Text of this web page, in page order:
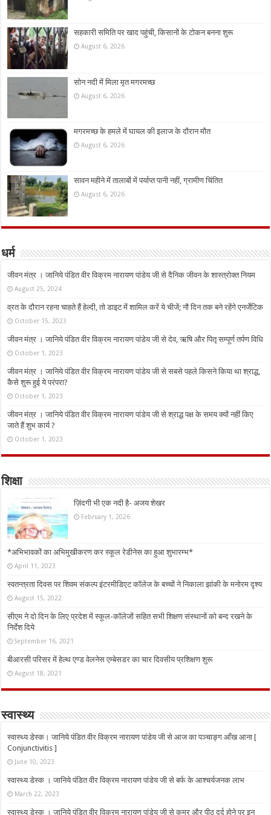
सहकारी समिति पर खाद पहुंची, किसानों के टोकन बनना शुरू
August 6, 2026
सोन नदी में मिला मृत मगरमच्छ
August 6, 2026
मगरमच्छ के हमले में घायल की इलाज के दौरान मौत
August 6, 2026
सावन महीने में तालाबों में पर्याप्त पानी नहीं, ग्रामीण चिंतित
August 6, 2026
धर्म
जीवन मंत्र । जानिये पंडित वीर विक्रम नारायण पांडेय जी से दैनिक जीवन के शास्त्रोक्त नियम
August 25, 2024
व्रत के दौरान रहना चाहते हैं हेल्दी, तो डाइट में शामिल करें ये चीजें; नौ दिन तक बने रहेंगे एनर्जेटिक
October 15, 2023
जीवन मंत्र । जानिये पंडित वीर विक्रम नारायण पांडेय जी से देव, ऋषि और पितृ सम्पूर्ण तर्पण विधि
October 1, 2023
जीवन मंत्र । जानिये पंडित वीर विक्रम नारायण पांडेय जी से सबसे पहले किसने किया था श्राद्ध,
कैसे शुरू हुई ये परंपरा?
October 1, 2023
जीवन मंत्र । जानिये पंडित वीर विक्रम नारायण पांडेय जी से श्राद्ध पक्ष के समय क्यों नहीं किए
जाते हैं शुभ कार्य ?
October 1, 2023
शिक्षा
ज़िंदगी भी एक नदी है- अजय शेखर
February 1, 2026
*अभिभावकों का अभिमुखीकरण कर स्कूल रेडीनेस का हुआ शुभारम्भ*
April 11, 2023
स्वतन्त्रता दिवस पर शिवम संकल्प इंटरमीडिएट कॉलेज के बच्चों ने निकाला झांकी के मनोरम दृश्य
August 15, 2022
सीएम ने दो दिन के लिए प्रदेश में स्कूल-कॉलेजों सहित सभी शिक्षण संस्थानों को बन्द रखने के
निर्देश दिये
September 16, 2021
बीआरसी परिसर में हेल्थ एण्ड वेलनेस एम्बेसडर का चार दिवसीय प्रशिक्षण शुरू
August 18, 2021
स्वास्थ्य
स्वास्थ्य डेस्क। जानिये पंडित वीर विक्रम नारायण पांडेय जी से आज का पञ्चाङ्ग आँख आना [
Conjunctivitis ]
June 10, 2023
स्वास्थ्य डेस्क । जानिये पंडित वीर विक्रम नारायण पांडेय जी से बर्फ के आश्चर्यजनक लाभ
March 22, 2023
स्वास्थ्य डेस्क । जानिये पंडित वीर विक्रम नारायण पांडेय जी से कमर और पीठ दर्द होने पर इन